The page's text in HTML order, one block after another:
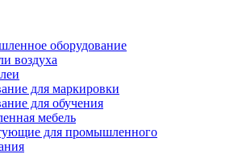
оборудование
воздуха
для маркировки
для обучения
мебель
для промышленного